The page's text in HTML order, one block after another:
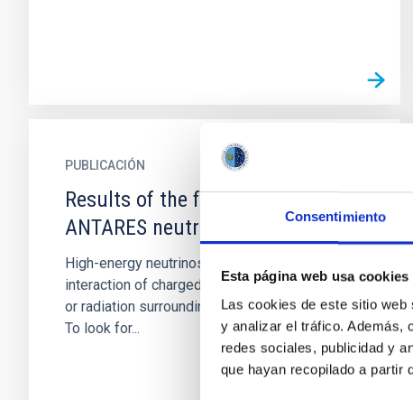
Consentimiento
Esta página web usa cookies
Las cookies de este sitio
y analizar el tráfico. Además,
redes sociales, publicidad y
que hayan recopilado a partir
PUBLICACIÓN
Results of the follow-up of
ANTARES neutrino alerts
High-energy neutrinos could be produced in the
interaction of charged cosmic rays with matter
or radiation surrounding astrophysical sources.
To look for...